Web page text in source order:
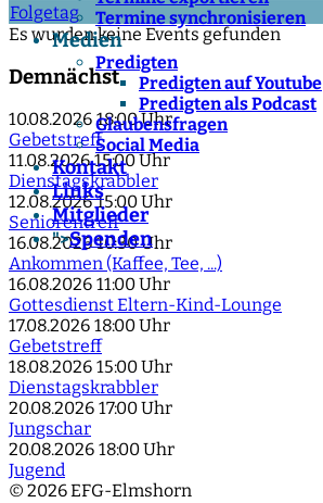
Termine synchronisieren
Medien
Predigten
Predigten auf Youtube
Predigten als Podcast
Glaubensfragen
Social Media
Kontakt
Links
Mitglieder
">Spenden
Folgetag
Es wurden keine Events gefunden
Demnächst
10.08.2026 18:00 Uhr
Gebetstreff
11.08.2026 15:00 Uhr
Dienstagskrabbler
12.08.2026 15:00 Uhr
Seniorentreff
16.08.2026 10:30 Uhr
Ankommen (Kaffee, Tee, ...)
16.08.2026 11:00 Uhr
Gottesdienst Eltern-Kind-Lounge
17.08.2026 18:00 Uhr
Gebetstreff
18.08.2026 15:00 Uhr
Dienstagskrabbler
20.08.2026 17:00 Uhr
Jungschar
20.08.2026 18:00 Uhr
Jugend
© 2026 EFG-Elmshorn